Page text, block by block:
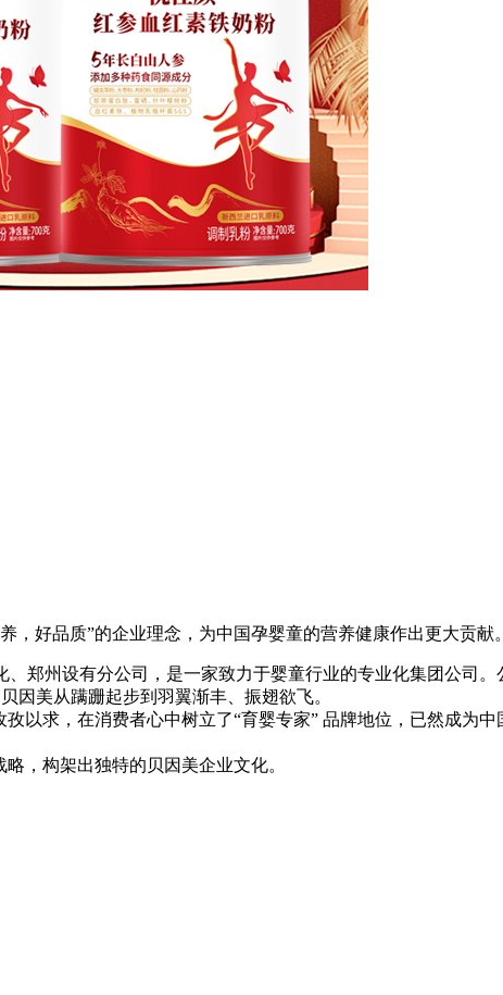
好品质”的企业理念，为中国孕婴童的营养健康作出更大贡献。
州设有分公司，是一家致力于婴童行业的专业化集团公司。
因美从蹒跚起步到羽翼渐丰、振翅欲飞。
求，在消费者心中树立了“育婴专家” 品牌地位，已然成为中
，构架出独特的贝因美企业文化。